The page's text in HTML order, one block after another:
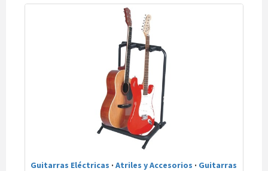
Guitarras Eléctricas · Atriles y Accesorios · Guitarras